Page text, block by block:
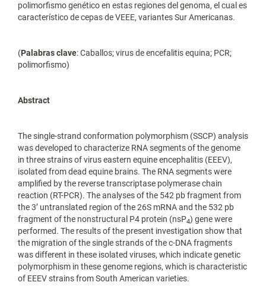
polimorfismo genético en estas regiones del genoma, el cual es
característico de cepas de VEEE, variantes Sur Americanas.
(Palabras clave: Caballos; virus de encefalitis equina; PCR;
polimorfismo)
Abstract
The single-strand conformation polymorphism (SSCP) analysis
was developed to characterize RNA segments of the genome
in three strains of virus eastern equine encephalitis (EEEV),
isolated from dead equine brains. The RNA segments were
amplified by the reverse transcriptase polymerase chain
reaction (RT-PCR). The analyses of the 542 pb fragment from
the 3’ untranslated region of the 26S mRNA and the 532 pb
fragment of the nonstructural P4 protein (nsP4) gene were
performed. The results of the present investigation show that
the migration of the single strands of the c-DNA fragments
was different in these isolated viruses, which indicate genetic
polymorphism in these genome regions, which is characteristic
of EEEV strains from South American varieties.